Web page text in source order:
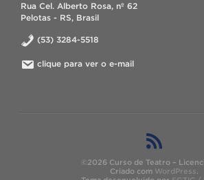
Rua Cel. Alberto Rosa, nº 62
Pelotas - RS, Brasil
(53) 3284-5518
clique para ver o e-mail
©2026 Curso de Teatro –
Criado com WordPress.